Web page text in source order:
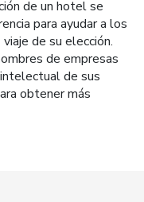
de un hotel se
para ayudar a los
de su elección.
de empresas
de sus
obtener más